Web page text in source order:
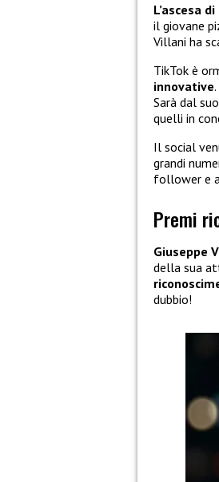
L’ascesa
il giovane
Villani ha
TikTok è
innovative
Sarà dal suo
quelli in
Il social
grandi
follower e
Premi
Giuseppe
della sua
dubbio!